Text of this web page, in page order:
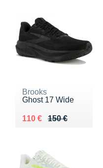
Brooks
Ghost 17 Wide
150 €
Au lieu de 150 €
110 €
Vendu 110 €